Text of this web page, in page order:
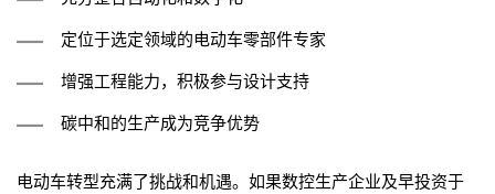
定位于选定领域的电动车零部件专家
增强工程能力，积极参与设计支持
碳中和的生产成为竞争优势
电动车转型充满了挑战和机遇。如果数控生产企业及早投资于